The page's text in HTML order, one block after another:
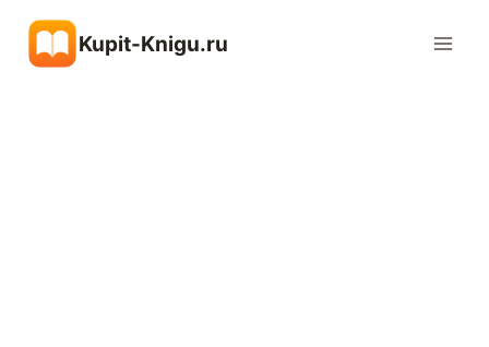
содержимому
Kupit-Knigu.ru